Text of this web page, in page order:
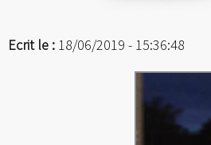
Ecrit le : 18/06/2019 - 15:36:48